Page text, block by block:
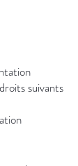
suivants